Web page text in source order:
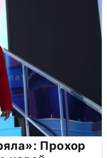
Прохор